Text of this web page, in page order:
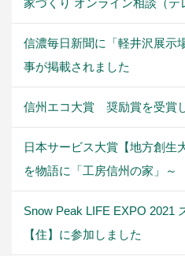
家づくり オンライン相談（テ
信濃毎日新聞に「軽井沢展示
事が掲載されました
信州エコ大賞 奨励賞を受賞
日本サービス大賞【地方創
を物語に「工房信州の家」～
Snow Peak LIFE EXPO 2021
【住】に参加しました